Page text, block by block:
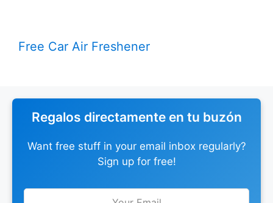
Free Car Air Freshener
Regalos directamente en tu buzón
Want free stuff in your email inbox regularly?
Sign up for free!
Leave